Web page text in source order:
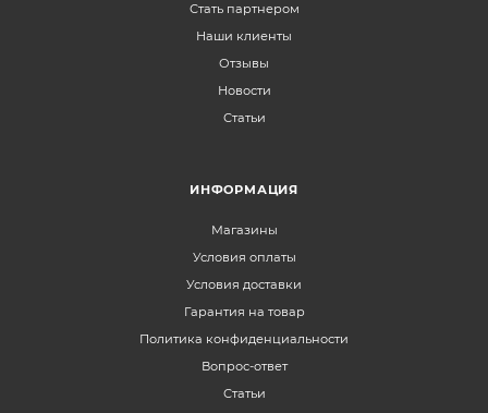
Стать партнером
Наши клиенты
Отзывы
Новости
Статьи
ИНФОРМАЦИЯ
Магазины
Условия оплаты
Условия доставки
Гарантия на товар
Политика конфиденциальности
Вопрос-ответ
Статьи